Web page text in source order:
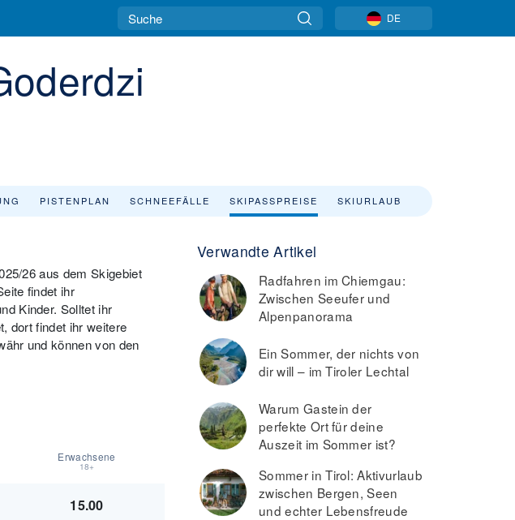
DE
PISTENPLAN SCHNEEFÄLLE SKIPASSPREISE SKIURLAUB
26 aus dem Skigebiet
findet ihr
Kinder. Solltet ihr
dort findet ihr weitere
und können von den
Erwachsene
18+
15.00
Verwandte Artikel
Radfahren im Chiemgau:
Zwischen Seeufer und
Alpenpanorama
Ein Sommer, der nichts von
dir will – im Tiroler Lechtal
Warum Gastein der
perfekte Ort für deine
Auszeit im Sommer ist?
Sommer in Tirol: Aktivurlaub
zwischen Bergen, Seen
und echter Lebensfreude